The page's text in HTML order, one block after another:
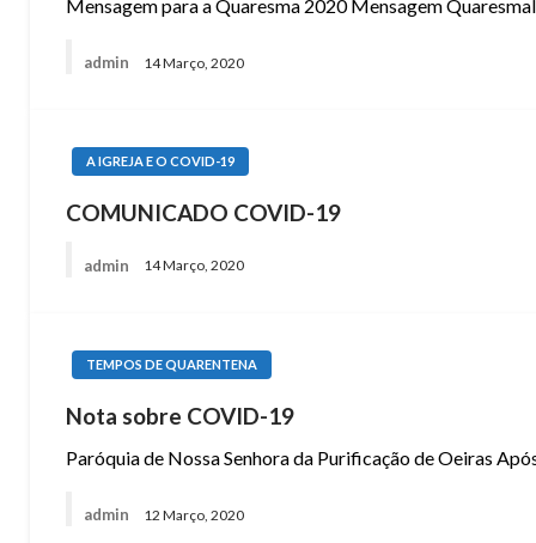
Mensagem para a Quaresma 2020 Mensagem
admin 14 Março, 2020
A IGREJA E O COVID-19
COMUNICADO COVID-19
admin 14 Março, 2020
TEMPOS DE QUARENTENA
Nota sobre COVID-19
Paróquia de Nossa Senhora da Purificação de Oeiras
admin 12 Março, 2020